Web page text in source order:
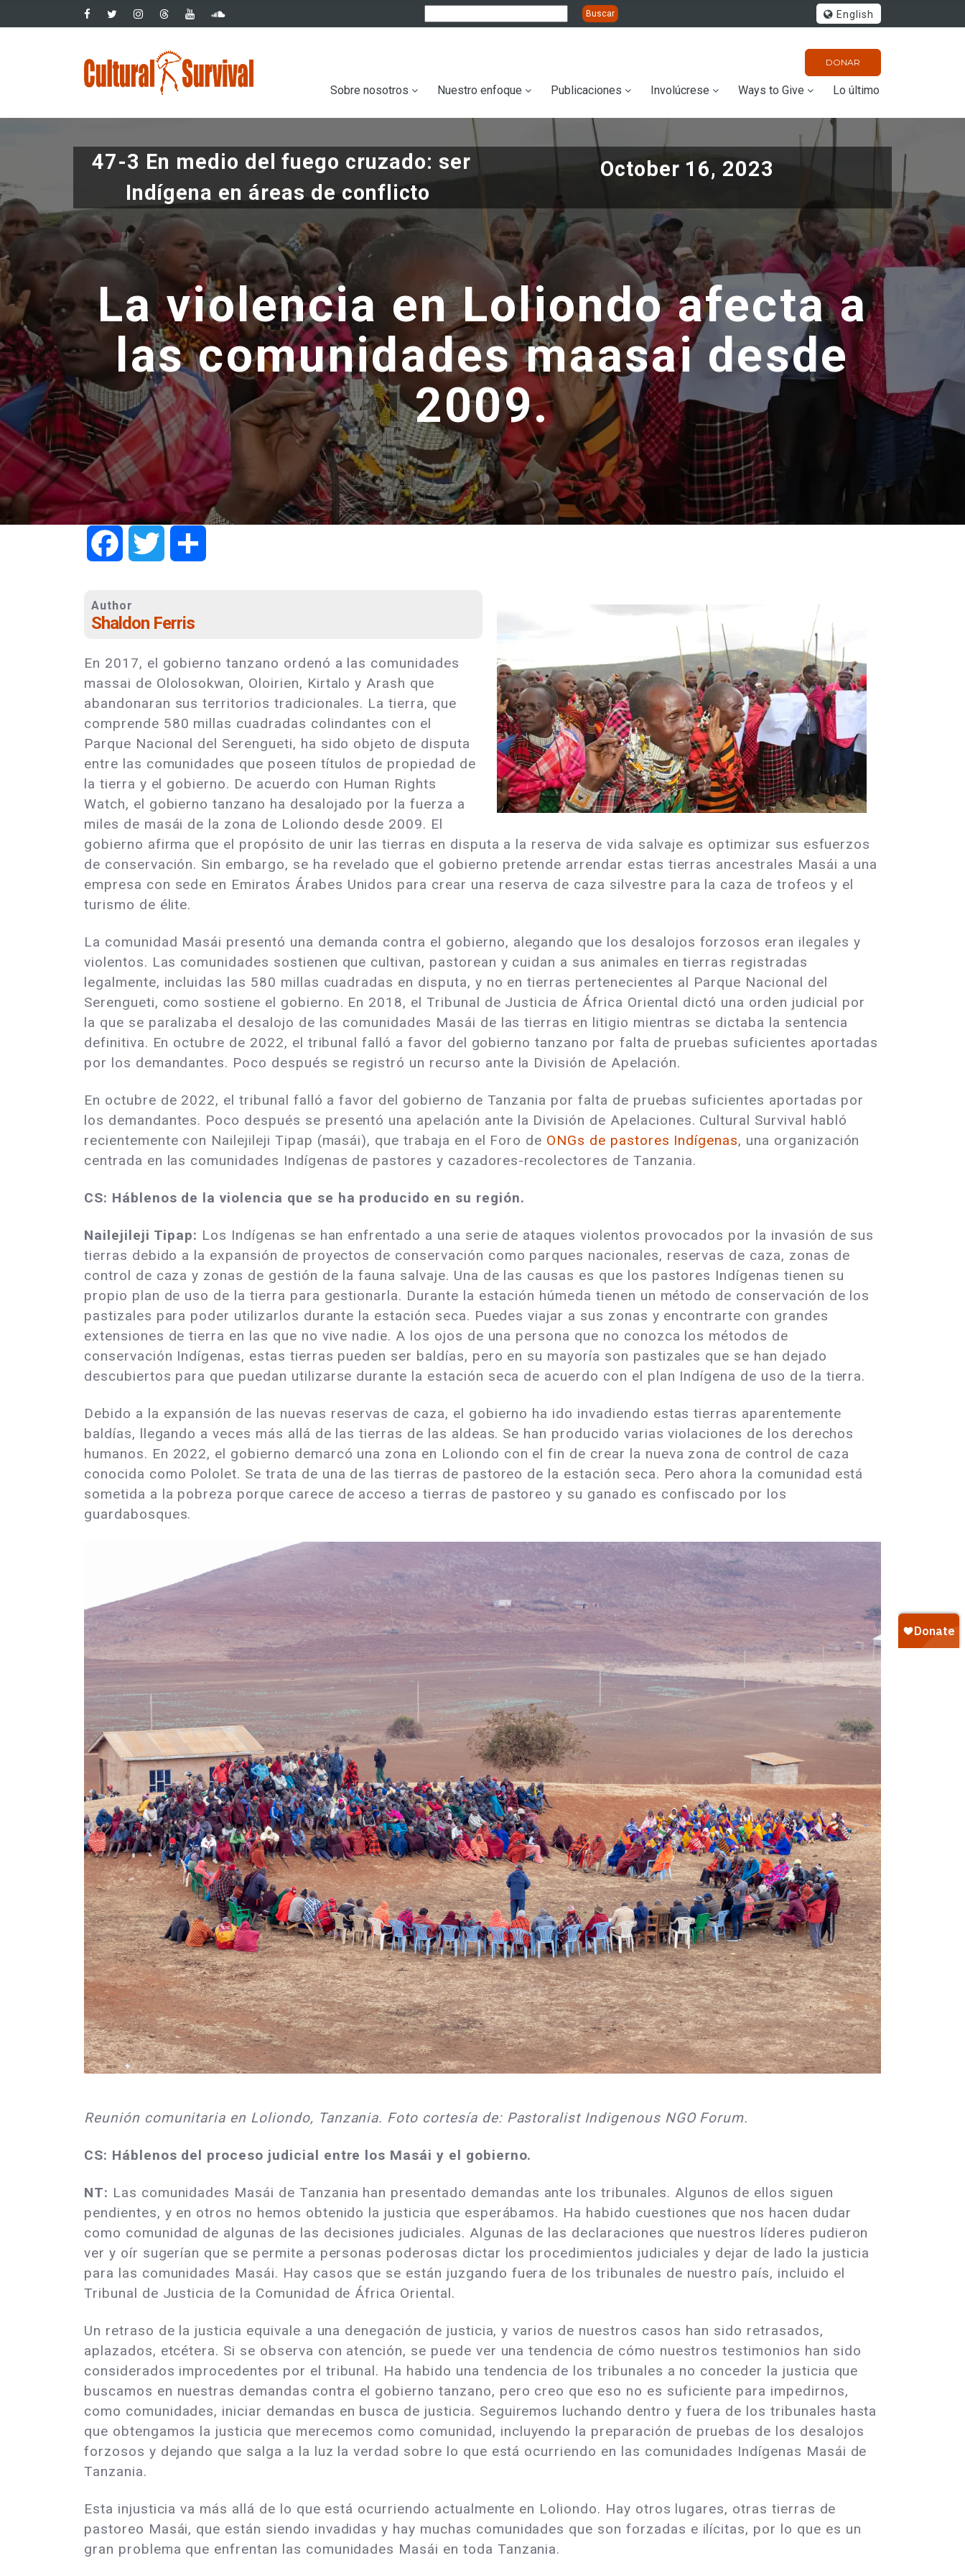
al
English
DONAR
navigation
Sobre nosotros Nuestro enfoque Publicaciones Involúcrese Ways to Give Lo último
47-3 En medio del fuego cruzado: ser
Indígena en áreas de conflicto
October 16, 2023
La violencia en Loliondo afecta a
las comunidades maasai desde
2009.
FacebookTwitter
Author
Shaldon Ferris
En 2017, el gobierno tanzano ordenó a las comunidades
massai de Ololosokwan, Oloirien, Kirtalo y Arash que
abandonaran sus territorios tradicionales. La tierra, que
comprende 580 millas cuadradas colindantes con el
Parque Nacional del Serengueti, ha sido objeto de disputa
entre las comunidades que poseen títulos de propiedad de
la tierra y el gobierno. De acuerdo con Human Rights
Watch, el gobierno tanzano ha desalojado por la fuerza a
miles de masái de la zona de Loliondo desde 2009. El
gobierno afirma que el propósito de unir las tierras en disputa a la reserva de vida salvaje es optimizar sus esfuerzos
de conservación. Sin embargo, se ha revelado que el gobierno pretende arrendar estas tierras ancestrales Masái a una
empresa con sede en Emiratos Árabes Unidos para crear una reserva de caza silvestre para la caza de trofeos y el
turismo de élite.
La comunidad Masái presentó una demanda contra el gobierno, alegando que los desalojos forzosos eran ilegales y
violentos. Las comunidades sostienen que cultivan, pastorean y cuidan a sus animales en tierras registradas
legalmente, incluidas las 580 millas cuadradas en disputa, y no en tierras pertenecientes al Parque Nacional del
Serengueti, como sostiene el gobierno. En 2018, el Tribunal de Justicia de África Oriental dictó una orden judicial por
la que se paralizaba el desalojo de las comunidades Masái de las tierras en litigio mientras se dictaba la sentencia
definitiva. En octubre de 2022, el tribunal falló a favor del gobierno tanzano por falta de pruebas suficientes aportadas
por los demandantes. Poco después se registró un recurso ante la División de Apelación.
En octubre de 2022, el tribunal falló a favor del gobierno de Tanzania por falta de pruebas suficientes aportadas por
los demandantes. Poco después se presentó una apelación ante la División de Apelaciones. Cultural Survival habló
recientemente con Nailejileji Tipap (masái), que trabaja en el Foro de ONGs de pastores Indígenas, una organización
centrada en las comunidades Indígenas de pastores y cazadores-recolectores de Tanzania.
CS: Háblenos de la violencia que se ha producido en su región.
Nailejileji Tipap: Los Indígenas se han enfrentado a una serie de ataques violentos provocados por la invasión de sus
tierras debido a la expansión de proyectos de conservación como parques nacionales, reservas de caza, zonas de
control de caza y zonas de gestión de la fauna salvaje. Una de las causas es que los pastores Indígenas tienen su
propio plan de uso de la tierra para gestionarla. Durante la estación húmeda tienen un método de conservación de los
pastizales para poder utilizarlos durante la estación seca. Puedes viajar a sus zonas y encontrarte con grandes
extensiones de tierra en las que no vive nadie. A los ojos de una persona que no conozca los métodos de
conservación Indígenas, estas tierras pueden ser baldías, pero en su mayoría son pastizales que se han dejado
descubiertos para que puedan utilizarse durante la estación seca de acuerdo con el plan Indígena de uso de la tierra.
Debido a la expansión de las nuevas reservas de caza, el gobierno ha ido invadiendo estas tierras aparentemente
baldías, llegando a veces más allá de las tierras de las aldeas. Se han producido varias violaciones de los derechos
humanos. En 2022, el gobierno demarcó una zona en Loliondo con el fin de crear la nueva zona de control de caza
conocida como Pololet. Se trata de una de las tierras de pastoreo de la estación seca. Pero ahora la comunidad está
sometida a la pobreza porque carece de acceso a tierras de pastoreo y su ganado es confiscado por los
guardabosques.
Reunión comunitaria en Loliondo, Tanzania. Foto cortesía de: Pastoralist Indigenous NGO Forum.
CS: Háblenos del proceso judicial entre los Masái y el gobierno.
NT: Las comunidades Masái de Tanzania han presentado demandas ante los tribunales. Algunos de ellos siguen
pendientes, y en otros no hemos obtenido la justicia que esperábamos. Ha habido cuestiones que nos hacen dudar
como comunidad de algunas de las decisiones judiciales. Algunas de las declaraciones que nuestros líderes pudieron
ver y oír sugerían que se permite a personas poderosas dictar los procedimientos judiciales y dejar de lado la justicia
para las comunidades Masái. Hay casos que se están juzgando fuera de los tribunales de nuestro país, incluido el
Tribunal de Justicia de la Comunidad de África Oriental.
Un retraso de la justicia equivale a una denegación de justicia, y varios de nuestros casos han sido retrasados,
aplazados, etcétera. Si se observa con atención, se puede ver una tendencia de cómo nuestros testimonios han sido
considerados improcedentes por el tribunal. Ha habido una tendencia de los tribunales a no conceder la justicia que
buscamos en nuestras demandas contra el gobierno tanzano, pero creo que eso no es suficiente para impedirnos,
como comunidades, iniciar demandas en busca de justicia. Seguiremos luchando dentro y fuera de los tribunales hasta
que obtengamos la justicia que merecemos como comunidad, incluyendo la preparación de pruebas de los desalojos
forzosos y dejando que salga a la luz la verdad sobre lo que está ocurriendo en las comunidades Indígenas Masái de
Tanzania.
Esta injusticia va más allá de lo que está ocurriendo actualmente en Loliondo. Hay otros lugares, otras tierras de
pastoreo Masái, que están siendo invadidas y hay muchas comunidades que son forzadas e ilícitas, por lo que es un
gran problema que enfrentan las comunidades Masái en toda Tanzania.